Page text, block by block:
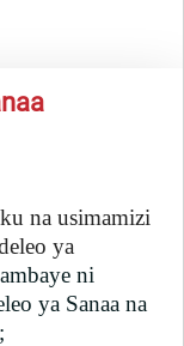
na usimamizi
ya
ni
ya Sanaa na